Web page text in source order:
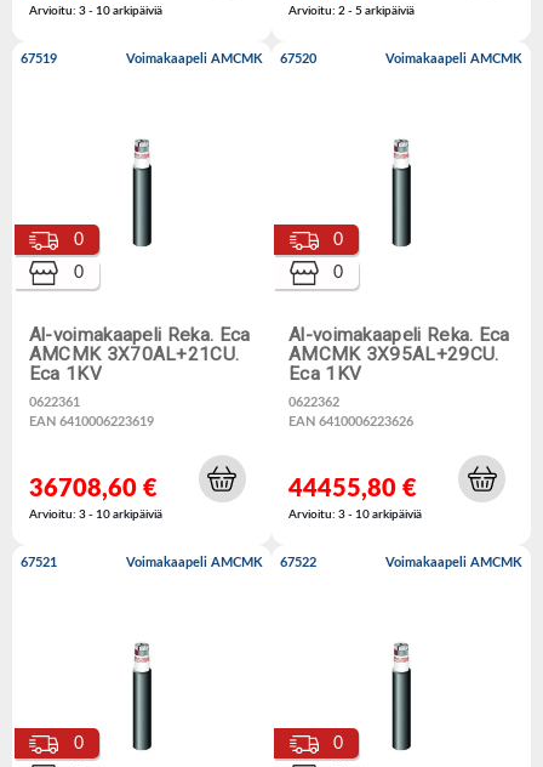
Arvioitu: 3 - 10 arkipäiviä Arvioitu: 2 - 5 arkipäiviä
67519 Voimakaapeli AMCMK
Al-voimakaapeli Reka. Eca
AMCMK 3X70AL+21CU.
Eca 1KV
0622361
EAN 6410006223619
0
0
36708,60 €
Arvioitu: 3 - 10 arkipäiviä
67520 Voimakaapeli AMCMK
Al-voimakaapeli Reka. Eca
AMCMK 3X95AL+29CU.
Eca 1KV
0622362
EAN 6410006223626
0
0
44455,80 €
Arvioitu: 3 - 10 arkipäiviä
67521 Voimakaapeli AMCMK
0
67522 Voimakaapeli AMCMK
0